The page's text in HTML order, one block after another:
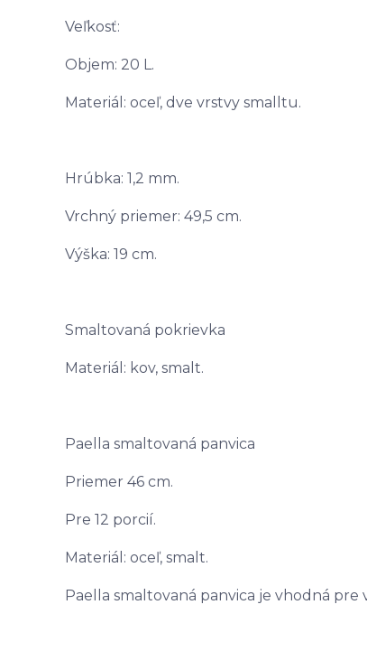
Veľkosť:
Objem: 20 L.
Materiál: oceľ, dve vrstvy smalltu.
Hrúbka: 1,2 mm.
Vrchný priemer: 49,5 cm.
Výška: 19 cm.
Smaltovaná pokrievka
Materiál: kov, smalt.
Paella smaltovaná panvica
Priemer 46 cm.
Pre 12 porcií.
Materiál: oceľ, smalt.
Paella smaltovaná panvica je vhodná